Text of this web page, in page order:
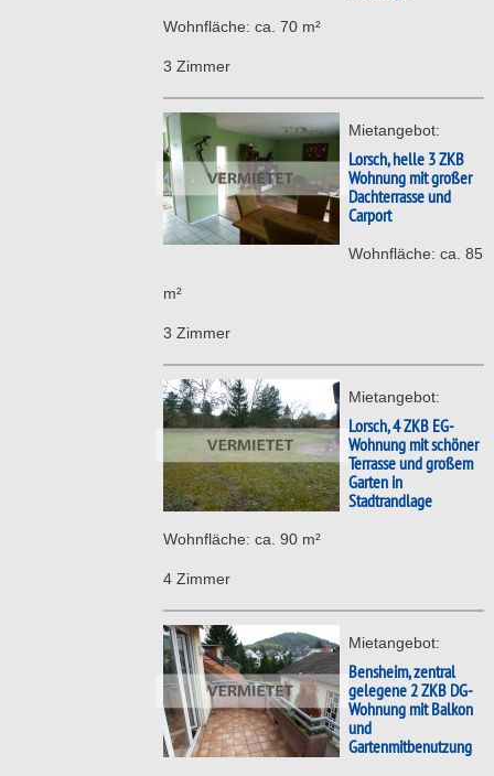
Wohnfläche: ca. 70 m²
3 Zimmer
Mietangebot:
Lorsch, helle 3 ZKB
Wohnung mit großer
Dachterrasse und
Carport
Wohnfläche: ca. 85
m²
3 Zimmer
Mietangebot:
Lorsch, 4 ZKB EG-
Wohnung mit schöner
Terrasse und großem
Garten in
Stadtrandlage
Wohnfläche: ca. 90 m²
4 Zimmer
Mietangebot:
Bensheim, zentral
gelegene 2 ZKB DG-
Wohnung mit Balkon
und
Gartenmitbenutzung